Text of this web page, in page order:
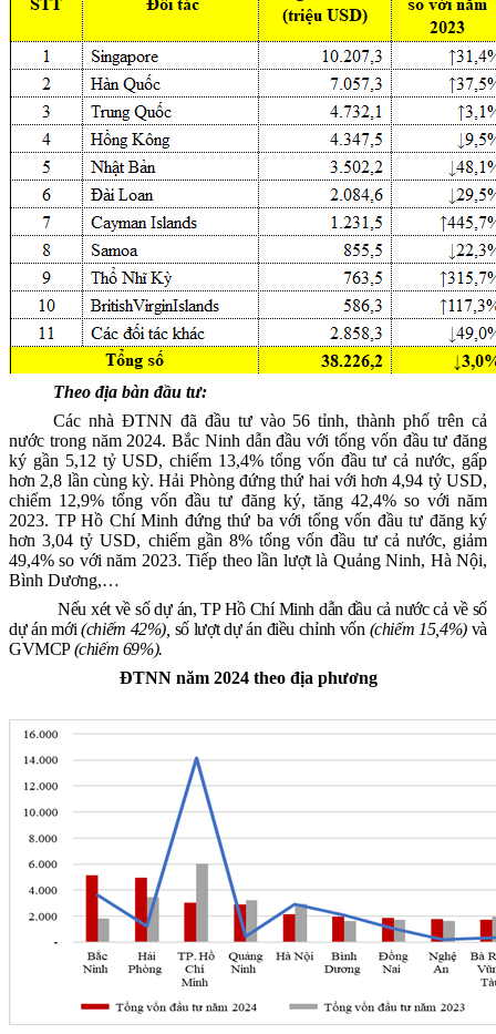
Theo địa bàn đầu tư:
Các nhà ĐTNN đã đầu tư vào 56tỉnh, thành phố trên cả
nước trong năm 2024. Bắc Ninh dẫn đầu với tổng vốn đầu tư đăng
ký gần 5,12 tỷ USD, chiếm 13,4% tổng vốn đầu tư cả nước, gấp
hơn 2,8 lần cùng kỳ. Hải Phòng đứng thứ hai với hơn 4,94 tỷ USD,
chiếm 12,9% tổng vốn đầu tư đăng ký, tăng 42,4% so với năm
2023. TP Hồ Chí Minh đứng thứ ba với tổng vốn đầu tư đăng ký
hơn 3,04 tỷ USD, chiếm gần 8% tổng vốn đầu tư cả nước, giảm
49,4% so với năm 2023. Tiếp theo lần lượt là Quảng Ninh, Hà Nội,
Bình Dương,…
Nếu xét về số dự án, TP Hồ Chí Minh dẫn đầu cả nước cả về số
dự án mới(chiếm 42%), số lượt dự án điều chỉnh vốn (chiếm 15,4%)và
GVMCP(chiếm 69%).
ĐTNN năm 2024 theo địa phương